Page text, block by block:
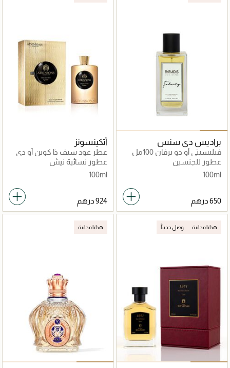
براديس دي سنس
فيليسيتي أو دو برفان 100مل
عطور للجنسين
100ml
أتكينسونز
عطر عود سيف ذا كوين أو دي
بارفان 100مل
عطور نسائية نيش
100ml
هدايا مجانية وصل حديثاً هدايا مجانية